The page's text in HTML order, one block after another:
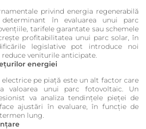
privind energia regenerabilă
în evaluarea unui parc
tarifele garantate sau schemele
profitabilitatea unui parc solar, în
legislative pot introduce noi
veniturile anticipate.
energiei
pe piață este un alt factor care
valoarea unui parc fotovoltaic. Un
va analiza tendințele pieței de
ajustări în evaluare, în funcție de
lung.